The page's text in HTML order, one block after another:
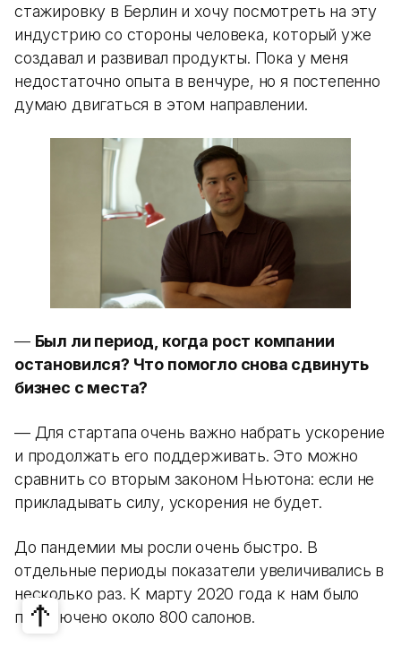
стажировку в Берлин и хочу посмотреть на эту
индустрию со стороны человека, который уже
создавал и развивал продукты. Пока у меня
недостаточно опыта в венчуре, но я постепенно
думаю двигаться в этом направлении.
— Был ли период, когда рост компании
остановился? Что помогло снова сдвинуть
бизнес с места?
— Для стартапа очень важно набрать ускорение
и продолжать его поддерживать. Это можно
сравнить со вторым законом Ньютона: если не
прикладывать силу, ускорения не будет.
До пандемии мы росли очень быстро. В
отдельные периоды показатели увеличивались в
несколько раз. К марту 2020 года к нам было
подключено около 800 салонов.